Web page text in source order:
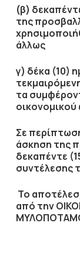
(β)
της
άλλως
γ) δέκα (10)
τα
Σε
άσκηση της
δεκαπέντε
συντέλεσης
Το
από την